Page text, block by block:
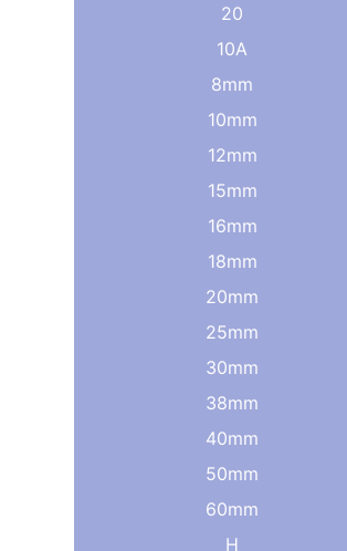
20
10A
8mm
10mm
12mm
15mm
16mm
18mm
20mm
25mm
30mm
38mm
40mm
50mm
60mm
H